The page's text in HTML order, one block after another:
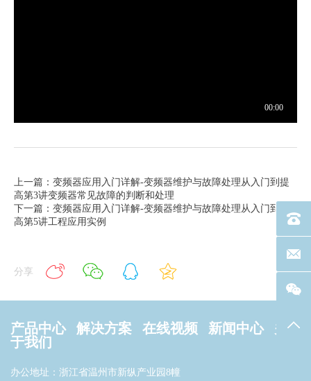
上一篇：变频器应用入门详解-变频器维护与故障处理从入门到提
高第3讲变频器常见故障的判断和处理
下一篇：变频器应用入门详解-变频器维护与故障处理从入门到提
高第5讲工程应用实例
分享
产品中心 解决方案 在线视频 新闻中心
关
于我们
办公地址：浙江省温州市新纵产业园8幢
电话
联系
返回